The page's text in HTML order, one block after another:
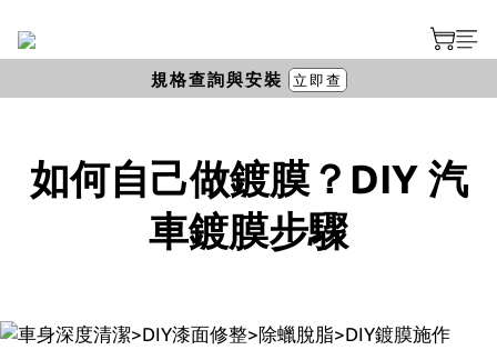
如何自己做鍍膜？DIY 汽
車鍍膜步驟
規格查詢與安裝 立即查